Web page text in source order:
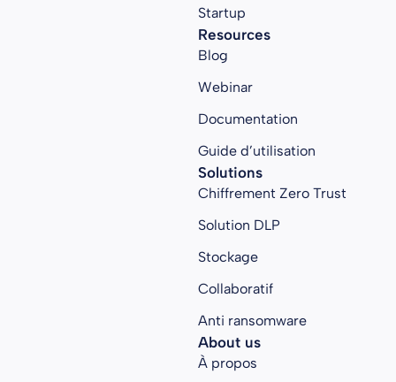
Startup
Resources
Blog
Webinar
Documentation
Guide d’utilisation
Solutions
Chiffrement Zero Trust
Solution DLP
Stockage
Collaboratif
Anti ransomware
About us
À propos